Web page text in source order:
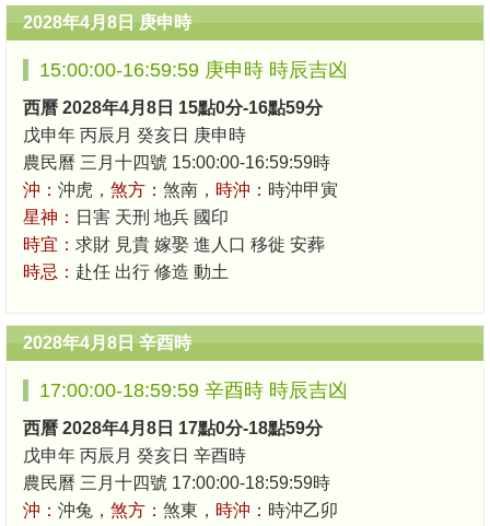
2028年4月8日 庚申時
15:00:00-16:59:59 庚申時 時辰吉凶
西曆 2028年4月8日 15點0分-16點59分
戊申年 丙辰月 癸亥日 庚申時
農民曆 三月十四號 15:00:00-16:59:59時
沖： 沖虎， 煞方： 煞南， 時沖： 時沖甲寅
星神： 日害 天刑 地兵 國印
時宜： 求財 見貴 嫁娶 進人口 移徙 安葬
時忌： 赴任 出行 修造 動土
2028年4月8日 辛酉時
17:00:00-18:59:59 辛酉時 時辰吉凶
西曆 2028年4月8日 17點0分-18點59分
戊申年 丙辰月 癸亥日 辛酉時
農民曆 三月十四號 17:00:00-18:59:59時
沖： 沖兔， 煞方： 煞東， 時沖： 時沖乙卯